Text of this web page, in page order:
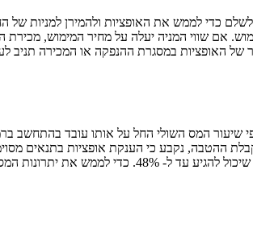
המס השולי החל על אותו עובד בהתחשב
ההטבה, נקבע כי הענקת אופציות בתנאים